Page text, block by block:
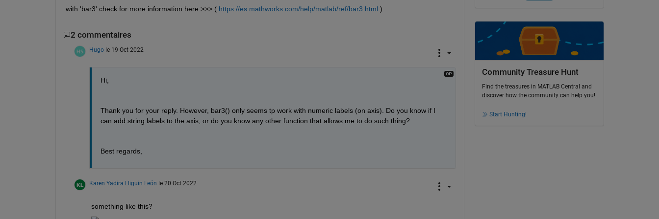
with 'bar3' check for more information here >>> ( https://es.mathworks.com/help/matlab/ref/bar3.html )
2 commentaires
Hugo le 19 Oct 2022
Hi,
Thank you for your reply. However, bar3() only seems tp work with numeric labels (on axis). Do you know if I
can add string labels to the axis, or do you know any other function that allows me to do such thing?
Best regards,
Karen Yadira Lliguin León le 20 Oct 2022
something like this?
Community Treasure Hunt
Find the treasures in MATLAB Central and
discover how the community can help you!
Start Hunting!